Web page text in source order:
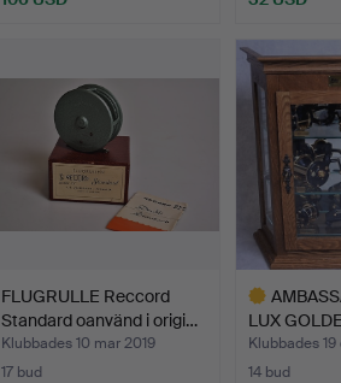
FLUGRULLE Reccord
Standard oanvänd i origi…
Klubbades 10 mar 2019
17 bud
LUX
Klubbades
14 bud